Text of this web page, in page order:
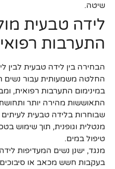
שיטה.
לידה טבעית
התערבות
הבחירה בין לידה טבעית לבין
החלטה משמעותית עבור נשים
במינימום התערבות רפואית,
התאוששות מהירה יותר
שבוחרות בלידה טבעית
מנטלית וגופנית, תוך שימוש
טיפול במים.
מנגד, ישנן נשים המעדיפות
בעקבות חשש מכאב או סיבוכים